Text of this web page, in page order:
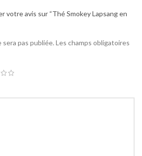
votre avis sur “Thé Smokey Lapsang en
pas publiée. Les champs obligatoires